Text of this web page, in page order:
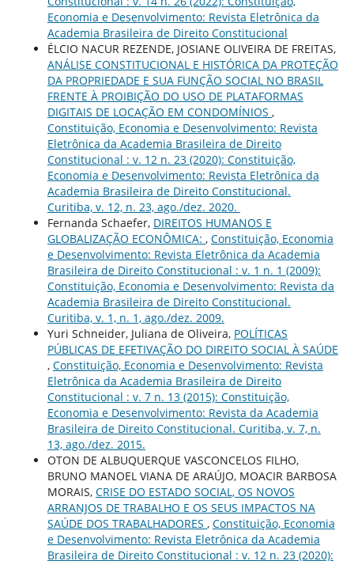
Economia e Desenvolvimento: Revista Eletrônica da
Academia Brasileira de Direito Constitucional
ÉLCIO NACUR REZENDE, JOSIANE OLIVEIRA DE FREITAS,
ANÁLISE CONSTITUCIONAL E HISTÓRICA DA PROTEÇÃO
DA PROPRIEDADE E SUA FUNÇÃO SOCIAL NO BRASIL
FRENTE À PROIBIÇÃO DO USO DE PLATAFORMAS
DIGITAIS DE LOCAÇÃO EM CONDOMÍNIOS ,
Constituição, Economia e Desenvolvimento: Revista
Eletrônica da Academia Brasileira de Direito
Constitucional : v. 12 n. 23 (2020): Constituição,
Economia e Desenvolvimento: Revista Eletrônica da
Academia Brasileira de Direito Constitucional.
Curitiba, v. 12, n. 23, ago./dez. 2020.
Fernanda Schaefer, DIREITOS HUMANOS E
GLOBALIZAÇÃO ECONÔMICA: , Constituição, Economia
e Desenvolvimento: Revista Eletrônica da Academia
Brasileira de Direito Constitucional : v. 1 n. 1 (2009):
Constituição, Economia e Desenvolvimento: Revista da
Academia Brasileira de Direito Constitucional.
Curitiba, v. 1, n. 1, ago./dez. 2009.
Yuri Schneider, Juliana de Oliveira, POLÍTICAS
PÚBLICAS DE EFETIVAÇÃO DO DIREITO SOCIAL À SAÚDE
, Constituição, Economia e Desenvolvimento: Revista
Eletrônica da Academia Brasileira de Direito
Constitucional : v. 7 n. 13 (2015): Constituição,
Economia e Desenvolvimento: Revista da Academia
Brasileira de Direito Constitucional. Curitiba, v. 7, n.
13, ago./dez. 2015.
OTON DE ALBUQUERQUE VASCONCELOS FILHO,
BRUNO MANOEL VIANA DE ARAÚJO, MOACIR BARBOSA
MORAIS, CRISE DO ESTADO SOCIAL, OS NOVOS
ARRANJOS DE TRABALHO E OS SEUS IMPACTOS NA
SAÚDE DOS TRABALHADORES , Constituição, Economia
e Desenvolvimento: Revista Eletrônica da Academia
Brasileira de Direito Constitucional : v. 12 n. 23 (2020):